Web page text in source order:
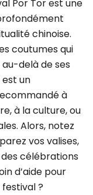
Por Tor est une
chinoise.
coutumes qui
delà de ses
un
à
à la culture, ou
Alors, notez
vos valises,
célébrations
d’aide pour
?